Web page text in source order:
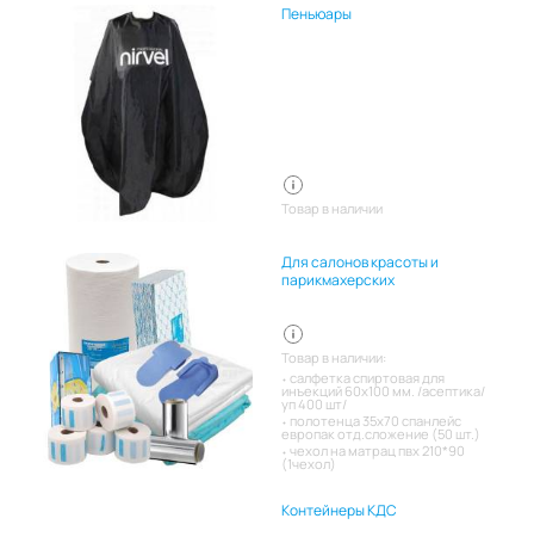
Пеньюары
Товар в наличии
Для салонов красоты и
парикмахерских
Товар в наличии:
салфетка спиртовая для
инъекций 60х100 мм. /асептика/
уп 400 шт/
полотенца 35х70 спанлейс
европак отд.сложение (50 шт.)
чехол на матрац пвх 210*90
(1чехол)
Контейнеры КДС